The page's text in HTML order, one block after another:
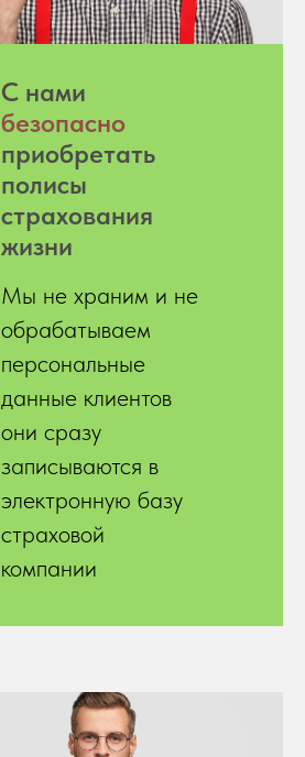
С нами
безопасно
приобретать
полисы
страхования
жизни
Мы не храним и не
обрабатываем
персональные
данные клиентов
они сразу
записываются в
электронную базу
страховой
компании